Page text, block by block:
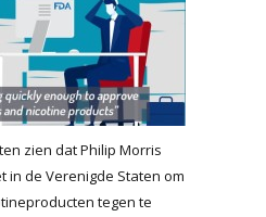
zien dat Philip Morris
in de Verenigde Staten om
tegen te